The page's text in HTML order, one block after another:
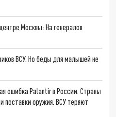
Москвы: На генералов
ВСУ. Но беды для малышей не
ошибка Palantir в России. Страны
поставки оружия. ВСУ теряют